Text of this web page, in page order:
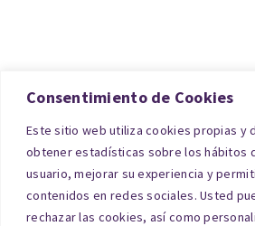
Consentimiento de Cookies
Este sitio web utiliza cookies propias y
obtener estadísticas sobre los hábitos
usuario, mejorar su experiencia y
contenidos en redes sociales. Usted
rechazar las cookies, así como
Un informe técnico de
tasación
en Cuenca garantiza un valor